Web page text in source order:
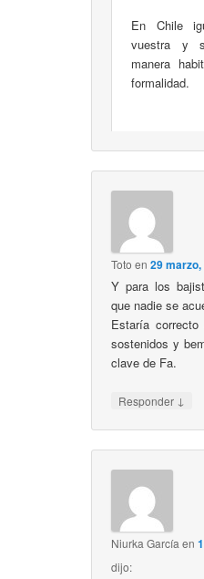
En Chile
vuestra y
manera
formalidad.
Toto en29
Y para los
que nadie se
Estaría
sostenidos y
clave de Fa.
Responder ↓
Niurka Garcíaen
dijo: